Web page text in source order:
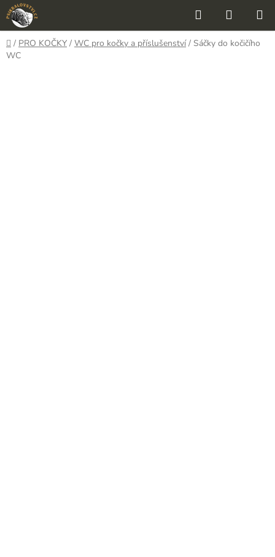
Přejít
na
obsah
Hledat
KOŠÍK
Domů
/ PRO KOČKY / WC pro kočky a příslušenství / Sáčky do kočičího
WC